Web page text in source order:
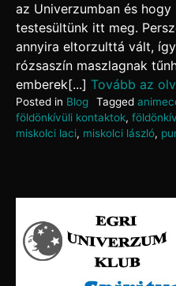
az Univerzumban és
testesültünk itt meg.
annyira eltorzulttá vált,
rózsaszín maszlagnak
emberek[...] Tovább az
Posted in Blog Tagged
földönkívüli kontaktok,
miskolci laci, miskolci lászló,